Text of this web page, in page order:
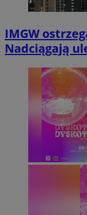
IMGW
Nadciągają